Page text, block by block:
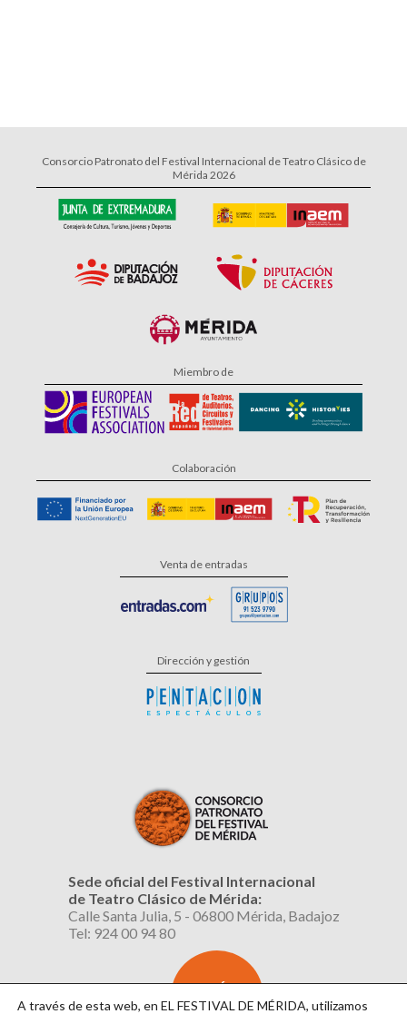
Consorcio Patronato del Festival Internacional de Teatro Clásico de
Mérida 2026
Miembro de
Colaboración
Venta de entradas
Dirección y gestión
Sede oficial del Festival Internacional
de Teatro Clásico de Mérida:
Calle Santa Julia, 5 - 06800 Mérida, Badajoz
Tel: 924 00 94 80
SUSCRÍBETE
AL BOLETÍN
A través de esta web, en EL FESTIVAL DE MÉRIDA, utilizamos